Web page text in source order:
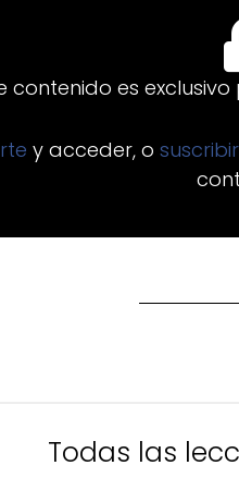
contenido es
y acceder, o
Todas las